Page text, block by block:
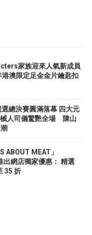
家族迎來人氣新成員
澳限定足金金片鑰匙扣
總決賽圓滿落幕 四大元
人司儀驚艷全場 陳山
ABOUT MEAT」
出網店獨家優惠： 精選
35 折